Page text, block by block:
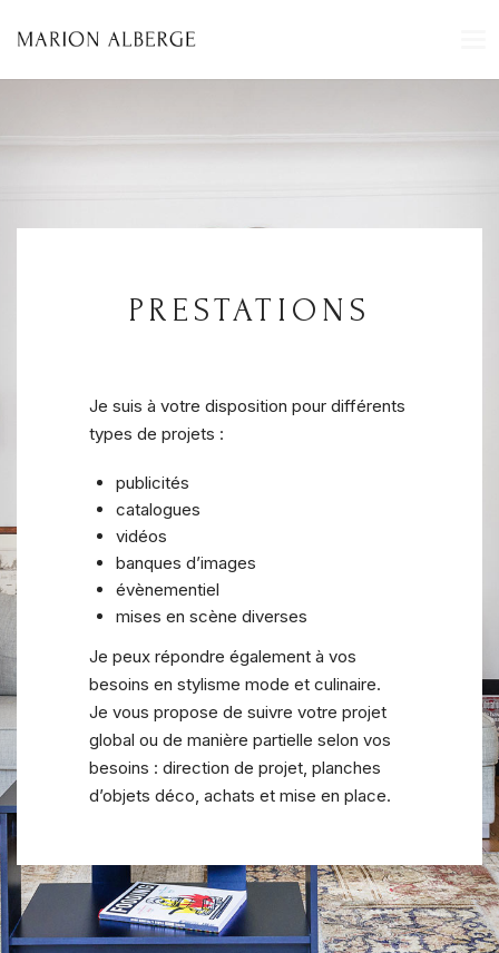
G
PRESTATIONS
Je suis à votre disposition pour différents
types de projets :
publicités
catalogues
vidéos
banques d’images
évènementiel
mises en scène diverses
Je peux répondre également à vos
besoins en stylisme mode et culinaire.
Je vous propose de suivre votre projet
global ou de manière partielle selon vos
besoins : direction de projet, planches
d’objets déco, achats et mise en place.